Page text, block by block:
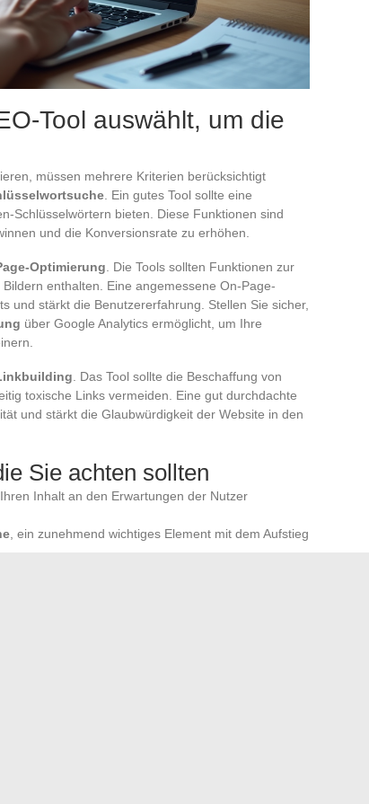
Tool auswählt, um die
müssen mehrere Kriterien berücksichtigt
. Ein gutes Tool sollte eine
Schlüsselwörtern bieten. Diese Funktionen sind
und die Konversionsrate zu erhöhen.
Optimierung . Die Tools sollten Funktionen zur
enthalten. Eine angemessene On-Page-
und stärkt die Benutzererfahrung. Stellen Sie sicher,
über Google Analytics ermöglicht, um Ihre
. Das Tool sollte die Beschaffung von
toxische Links vermeiden. Eine gut durchdachte
und stärkt die Glaubwürdigkeit der Website in den
Sie achten sollten
Ihren Inhalt an den Erwartungen der Nutzer
, ein zunehmend wichtiges Element mit dem Aufstieg